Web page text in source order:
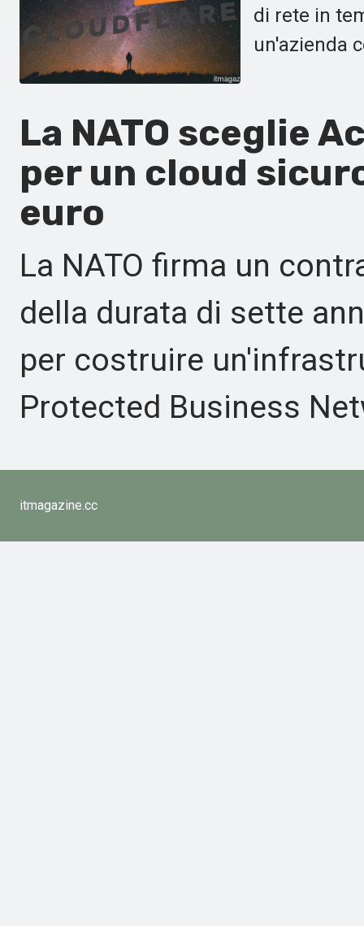
di rete in
un'azienda
La NATO sceglie
per un cloud
euro
La NATO firma un
della durata di sette
per costruire
Protected Business
itmagazine.cc